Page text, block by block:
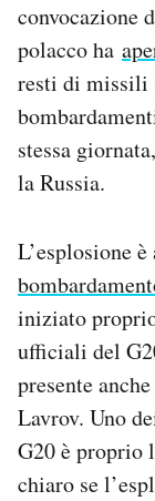
convocazione
polacco ha
resti di missili
stessa
la Russia.
L’esplosione
iniziato
ufficiali del
presente
Lavrov. Uno
G20 è proprio
chiaro se